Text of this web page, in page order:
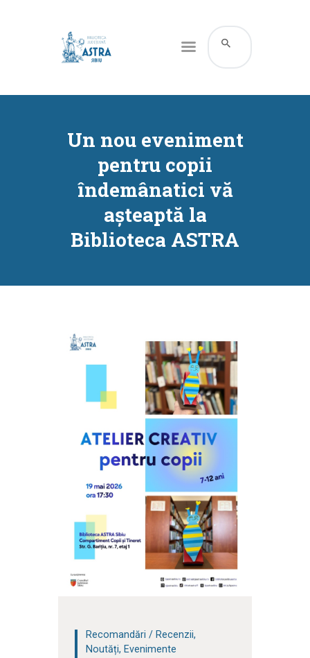
Un nou eveniment
pentru copii
îndemânatici vă
așteaptă la
Biblioteca ASTRA
CATALOG ONLINE
RESURSE
SERVICII
INFORMAȚII UTILE
CONTACT
Recomandări / Recenzii,
Noutăți, Evenimente